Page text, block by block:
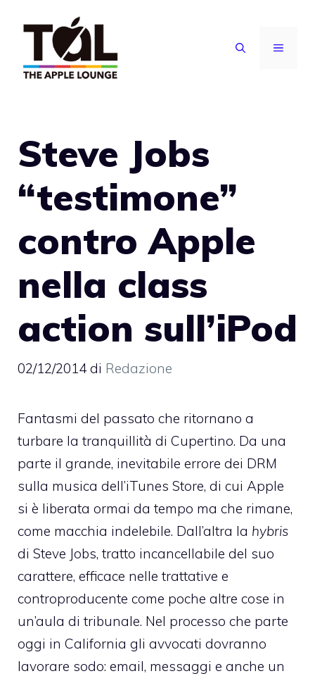
contenuto
MENU
Steve Jobs
“testimone”
contro Apple
nella class
action sull’iPod
02/12/2014 di Redazione
Fantasmi del passato che ritornano a
turbare la tranquillità di Cupertino. Da una
parte il grande, inevitabile errore dei DRM
sulla musica dell’iTunes Store, di cui Apple
si è liberata ormai da tempo ma che rimane,
come macchia indelebile. Dall’altra la hybris
di Steve Jobs, tratto incancellabile del suo
carattere, efficace nelle trattative e
controproducente come poche altre cose in
un’aula di tribunale. Nel processo che parte
oggi in California gli avvocati dovranno
lavorare sodo: email, messaggi e anche un